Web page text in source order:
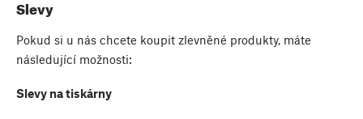
Slevy
Pokud si u nás chcete koupit zlevněné produkty, máte
následující možnosti:
Slevy na tiskárny